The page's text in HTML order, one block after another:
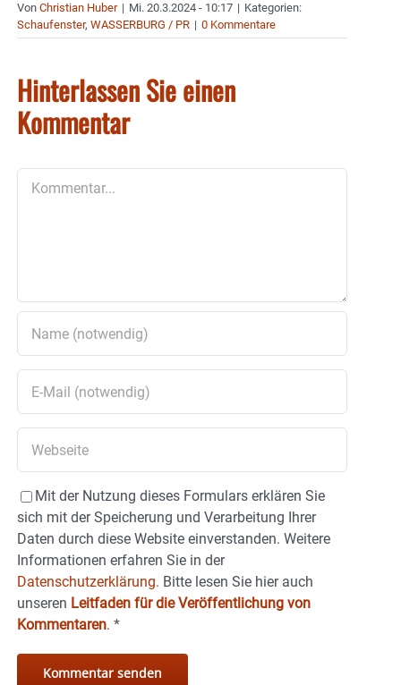
Von Christian Huber | Mi. 20.3.2024 - 10:17 | Kategorien:
Schaufenster, WASSERBURG / PR | 0 Kommentare
Hinterlassen Sie einen
Kommentar
Mit der Nutzung dieses Formulars erklären Sie
sich mit der Speicherung und Verarbeitung Ihrer
Daten durch diese Website einverstanden. Weitere
Informationen erfahren Sie in der
Datenschutzerklärung. Bitte lesen Sie hier auch
unseren Leitfaden für die Veröffentlichung von
Kommentaren. *